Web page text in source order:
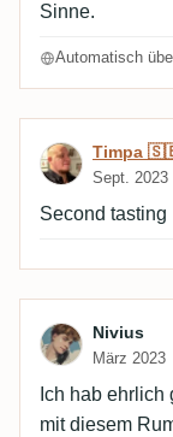
Sinne.
Automatisch
Timpa
Sept. 2023
Second tasting
Bewertung
Nivius
März 2023
Ich hab
mit diesem